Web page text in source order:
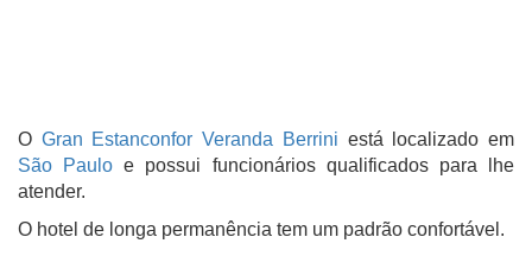
O Gran Estanconfor Veranda Berrini está localizado em
São Paulo e possui funcionários qualificados para lhe
atender.
O hotel de longa permanência tem um padrão confortável.